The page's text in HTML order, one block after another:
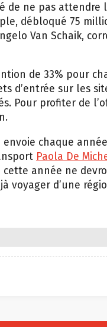
de ne pas attendre
débloqué 75
Van Schaik,
de 33% pour
d’entrée sur les
Pour profiter de
envoie chaque
Paola De
année ne
voyager d’une